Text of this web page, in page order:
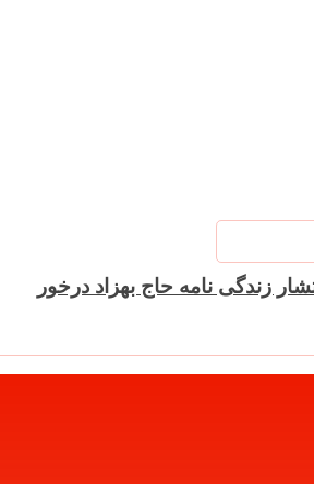
زندگی نامه حاج بهزاد درخور